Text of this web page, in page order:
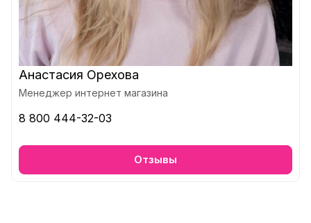
Анастасия Орехова
Менеджер интернет магазина
8 800 444-32-03
Отзывы